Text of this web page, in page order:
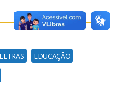
LETRAS EDUCAÇÃO